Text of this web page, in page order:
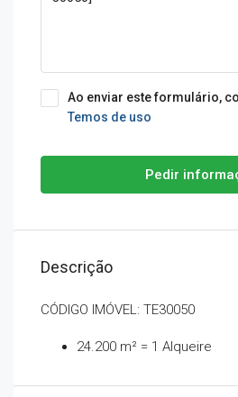
Ao enviar este formulário,
Temos de uso
Pedir
Descrição
CÓDIGO IMÓVEL: TE30050
24.200 m² = 1 Alqueire